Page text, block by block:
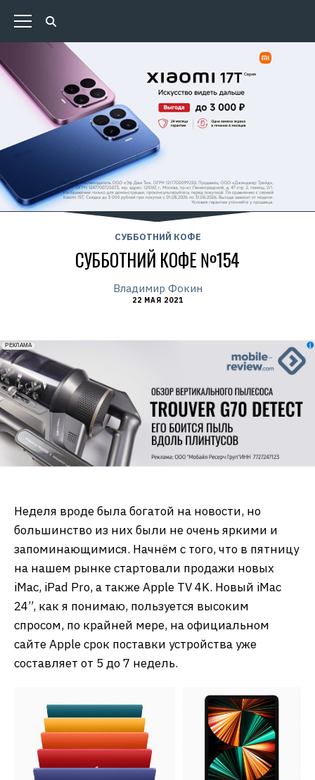
СУББОТНИЙ КОФЕ
СУББОТНИЙ КОФЕ №154
Владимир Фокин
22 МАЯ 2021
erid: 2VfnxxmNzs5
РЕКЛАМА
Неделя вроде была богатой на новости, но
большинство из них были не очень яркими и
запоминающимися. Начнём с того, что в пятницу
на нашем рынке стартовали продажи новых
iMac, iPad Pro, а также Apple TV 4K. Новый iMac
24”, как я понимаю, пользуется высоким
спросом, по крайней мере, на официальном
сайте Apple срок поставки устройства уже
составляет от 5 до 7 недель.